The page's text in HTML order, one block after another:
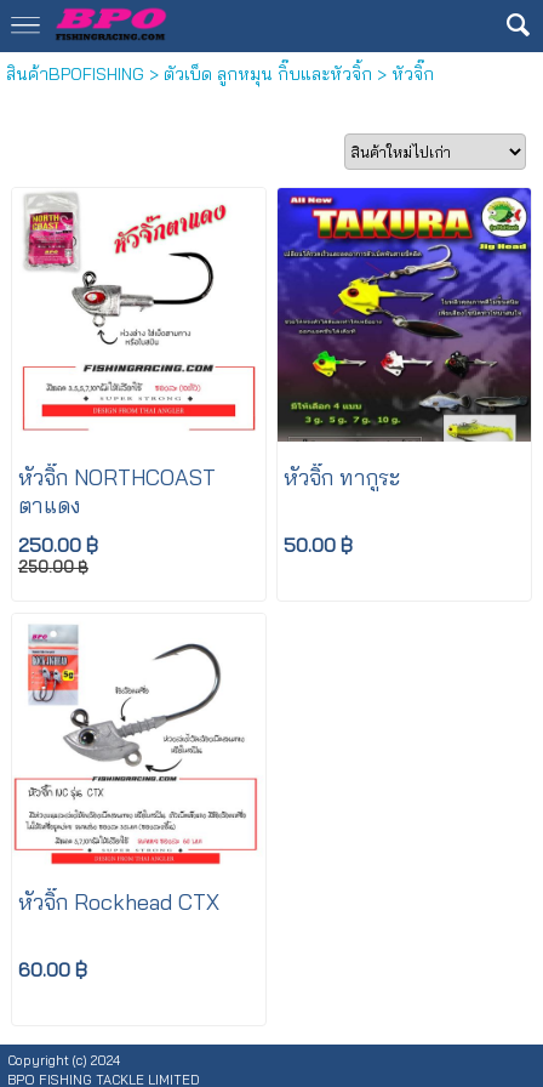
สินค้าBPOFISHING > ตัวเบ็ด ลูกหมุน กิ๊บและหัวจิ้ก > หัวจิ๊ก
หัวจิ๊ก NORTHCOAST
ตาแดง
250.00 ฿
250.00 ฿
หัวจิ๊ก ทากูระ
50.00 ฿
หัวจิ๊ก Rockhead CTX
60.00 ฿
Copyright (c) 2024
BPO FISHING TACKLE LIMITED